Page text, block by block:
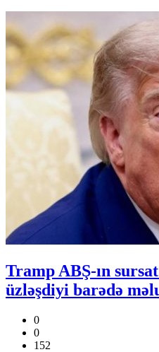
Tramp ABŞ-ın sursat
üzləşdiyi barədə
0
0
152